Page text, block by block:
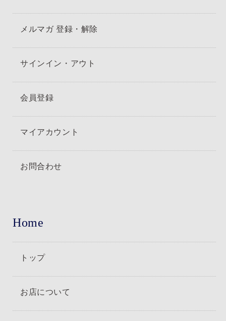
メルマガ 登録・解除
サインイン・アウト
会員登録
マイアカウント
お問合わせ
Home
トップ
お店について